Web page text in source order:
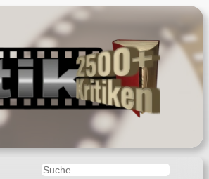
Suchen